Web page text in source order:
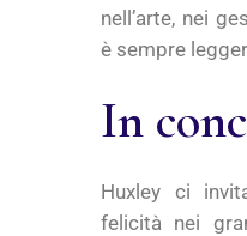
nell’arte, nei
è sempre
In
Huxley ci
felicità nei